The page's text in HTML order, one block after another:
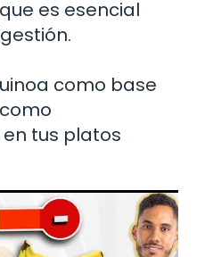
es esencial
como base
tus platos